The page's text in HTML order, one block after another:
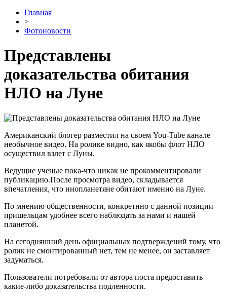
Главная
>
Фотоновости
Представлены
доказательства обитания
НЛО на Луне
Американский блогер разместил на своем You-Tube канале
необычное видео. На ролике видно, как якобы флот НЛО
осуществил взлет с Луны.
Ведущие ученые пока-что никак не прокомментировали
публикацию.После просмотра видео, складывается
впечатления, что инопланетяне обитают именно на Луне.
По мнению общественности, конкретнно с данной позиции
пришельцам удобнее всего наблюдать за нами и нашей
планетой.
На сегодняшний день официальных подтверждений тому, что
ролик не смонтированный нет, тем не менее, он заставляет
задуматься.
Пользователи потребовали от автора поста предоставить
какие-либо доказательства подленности.